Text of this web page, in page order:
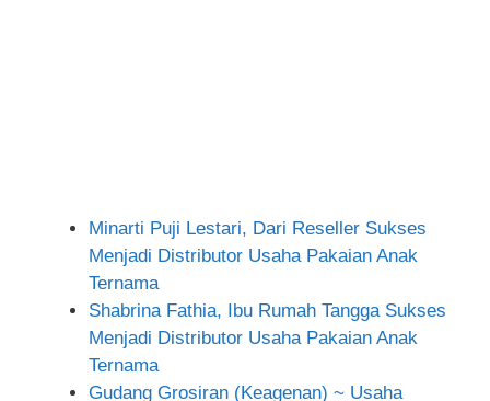
Minarti Puji Lestari, Dari Reseller Sukses
Menjadi Distributor Usaha Pakaian Anak
Ternama
Shabrina Fathia, Ibu Rumah Tangga Sukses
Menjadi Distributor Usaha Pakaian Anak
Ternama
Gudang Grosiran (Keagenan) ~ Usaha